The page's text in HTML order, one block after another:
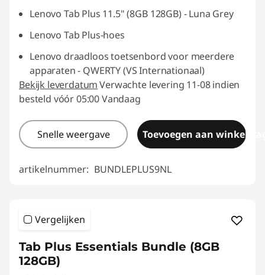
Lenovo Tab Plus 11.5" (8GB 128GB) - Luna Grey
Lenovo Tab Plus-hoes
Lenovo draadloos toetsenbord voor meerdere
apparaten - QWERTY (VS Internationaal)
Bekijk leverdatumVerwachte levering 11-08 indien
besteld vóór 05:00 Vandaag
Snelle weergave Toevoegen aan
artikelnummer: BUNDLEPLUS9NL
Vergelijken
Tab Plus Essentials Bundle (8GB
128GB)